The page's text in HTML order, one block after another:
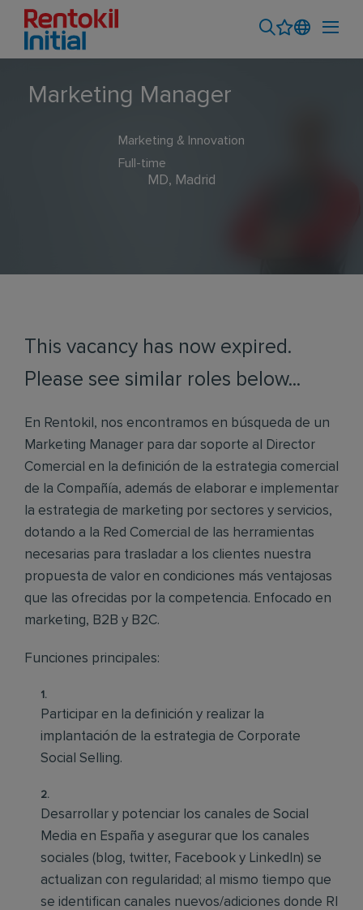
Marketing Manager
Marketing & Innovation
Full-time
MD, Madrid
This vacancy has now expired.
Please see similar roles below...
En Rentokil, nos encontramos en búsqueda de un
Marketing Manager para dar soporte al Director
Comercial en la definición de la estrategia comercial
de la Compañía, además de elaborar e implementar
la estrategia de marketing por sectores y servicios,
dotando a la Red Comercial de las herramientas
necesarias para trasladar a los clientes nuestra
propuesta de valor en condiciones más ventajosas
que las ofrecidas por la competencia. Enfocado en
marketing, B2B y B2C.
Funciones principales:
Participar en la definición y realizar la
implantación de la estrategia de Corporate
Social Selling.
Desarrollar y potenciar los canales de Social
Media en España y asegurar que los canales
sociales (blog, twitter, Facebook y LinkedIn) se
actualizan con regularidad; al mismo tiempo que
se identifican canales nuevos/adiciones donde RI